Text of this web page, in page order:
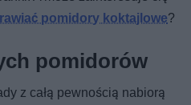
pomidory koktajlowe?
pomidorów
z całą pewnością nabiorą